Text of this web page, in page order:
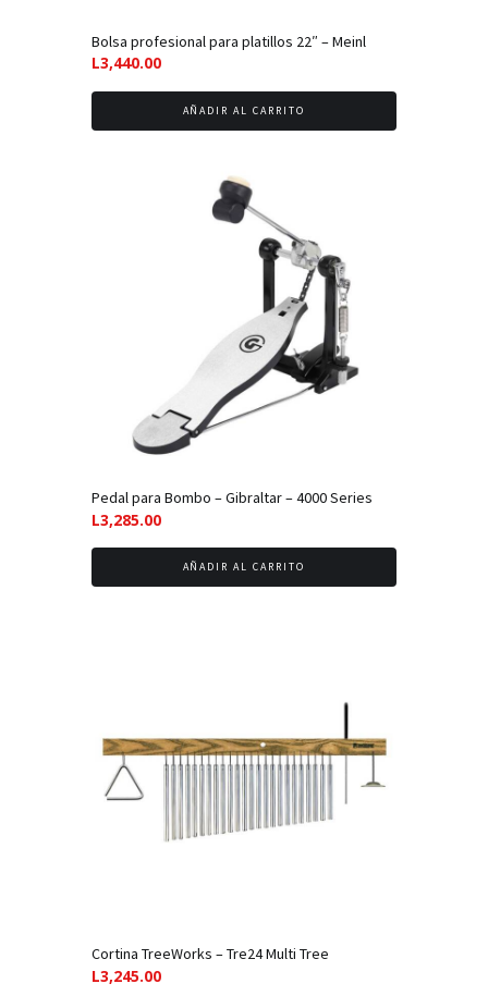
Bolsa profesional para platillos 22″ – Meinl
L3,440.00
AÑADIR AL CARRITO
Pedal para Bombo – Gibraltar – 4000 Series
L3,285.00
AÑADIR AL CARRITO
Cortina TreeWorks – Tre24 Multi Tree
L3,245.00